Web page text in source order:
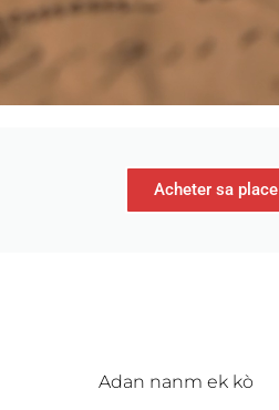
Acheter sa place
Adan nanm ek kò